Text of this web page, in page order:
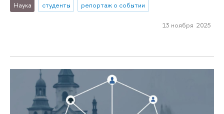
Наука студенты репортаж о событии
13 ноября 2025